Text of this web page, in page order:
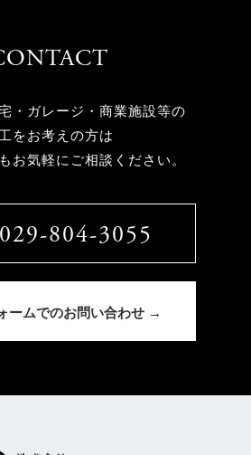
・ガレージ・商業施設等の
をお考えの方は
お気軽にご相談ください。
804-3055
ームでのお問い合わせ →